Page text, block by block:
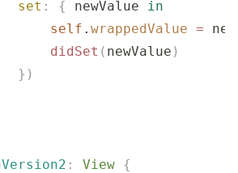
set
: { newValue in
self
. wrappedValue =
didSet
( newValue )
})
: View {